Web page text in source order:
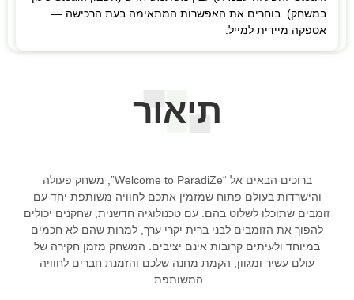
במשחק). בוחרים את האפשרות המתאימה בעת הרכישה —
אספקה מיידית למייל.
תיאור
ברוכים הבאים אל “Welcome to ParadiZe”, משחק פעולה
והישרדות בעולם פתוח שמזמין אתכם לחוויה משותפת יחד עם
זומבים שתוכלו לשלוט בהם. עם טכנולוגיה חדשנית, שחקנים יכולים
להפוך את הזומבים לבני ברית יקרי ערך, למרות שהם לא חכמים
במיוחד ולעיתים קרובות אינם יציבים. המשחק מזמן חקירה של
עולם עשיר ומגוון, הקמת מחנה שלכם והזמנת חברים לחוויה
המשותפת.